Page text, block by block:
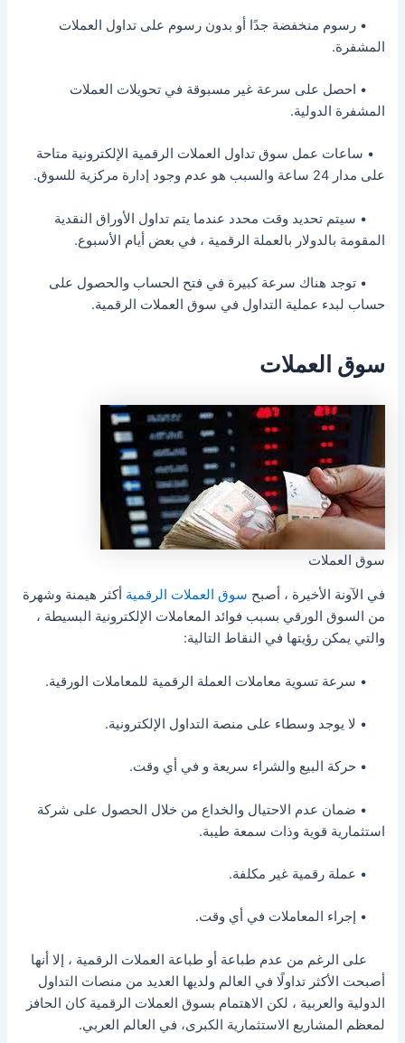
• رسوم منخفضة جدًا أو بدون رسوم على تداول العملات
المشفرة.
• احصل على سرعة غير مسبوقة في تحويلات العملات
المشفرة الدولية.
• ساعات عمل سوق تداول العملات الرقمية الإلكترونية متاحة
على مدار 24 ساعة والسبب هو عدم وجود إدارة مركزية للسوق.
• سيتم تحديد وقت محدد عندما يتم تداول الأوراق النقدية
المقومة بالدولار بالعملة الرقمية ، في بعض أيام الأسبوع.
• توجد هناك سرعة كبيرة في فتح الحساب والحصول على
حساب لبدء عملية التداول في سوق العملات الرقمية.
سوق العملات
سوق العملات
في الآونة الأخيرة ، أصبح سوق العملات الرقمية أكثر هيمنة وشهرة
من السوق الورقي بسبب فوائد المعاملات الإلكترونية البسيطة ،
والتي يمكن رؤيتها في النقاط التالية:
• سرعة تسوية معاملات العملة الرقمية للمعاملات الورقية.
• لا يوجد وسطاء على منصة التداول الإلكترونية.
• حركة البيع والشراء سريعة و في أي وقت.
• ضمان عدم الاحتيال والخداع من خلال الحصول على شركة
استثمارية قوية وذات سمعة طيبة.
• عملة رقمية غير مكلفة.
• إجراء المعاملات في أي وقت.
على الرغم من عدم طباعة أو طباعة العملات الرقمية ، إلا أنها
أصبحت الأكثر تداولًا في العالم ولديها العديد من منصات التداول
الدولية والعربية ، لكن الاهتمام بسوق العملات الرقمية كان الحافز
لمعظم المشاريع الاستثمارية الكبرى، في العالم العربي.